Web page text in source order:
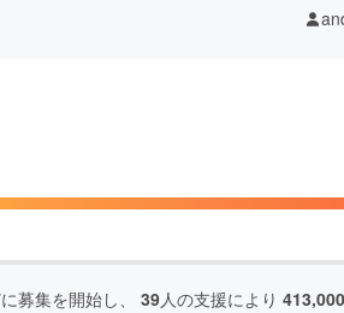
に募集を開始し、 39人の支援により 413,000